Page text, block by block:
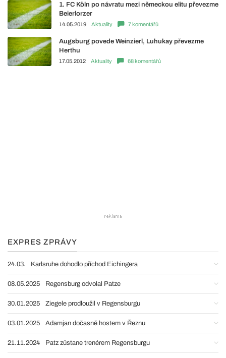
1. FC Köln po návratu mezi německou elitu převezme
Beierlorzer
14.05.2019 Aktuality 7 komentářů
Augsburg povede Weinzierl, Luhukay převezme
Herthu
17.05.2012 Aktuality 68 komentářů
EXPRES ZPRÁVY
24.03. Karlsruhe dohodlo příchod Eichingera
08.05.2025 Regensburg odvolal Patze
30.01.2025 Ziegele prodloužil v Regensburgu
03.01.2025 Adamjan dočasně hostem v Řeznu
21.11.2024 Patz zůstane trenérem Regensburgu